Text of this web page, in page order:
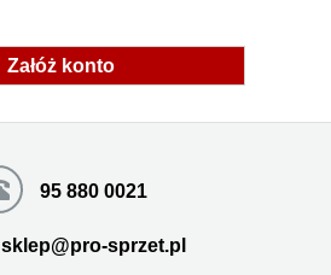
Załóż konto
95 880 0021
sklep@pro-sprzet.pl